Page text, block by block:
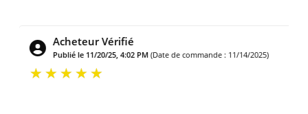
Acheteur Vérifié
Publié le 11/20/25, 4:02 PM (Date de commande : 11/14/2025)